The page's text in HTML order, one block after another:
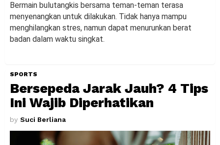
Bermain bulutangkis bersama teman-teman terasa
menyenangkan untuk dilakukan. Tidak hanya mampu
menghilangkan stres, namun dapat menurunkan berat
badan dalam waktu singkat.
SPORTS
Bersepeda Jarak Jauh? 4 Tips
Ini Wajib Diperhatikan
by Suci Berliana